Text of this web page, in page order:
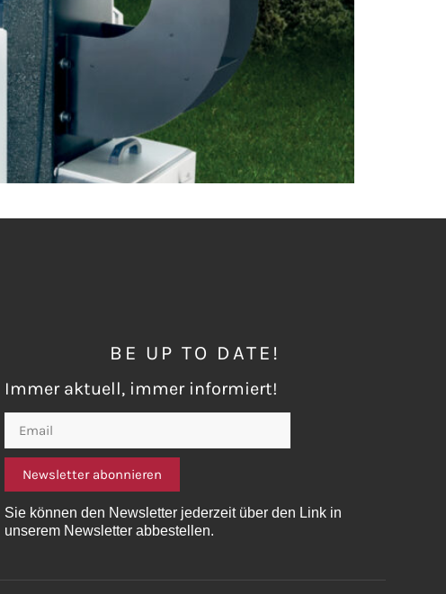
BE UP TO DATE!
Immer aktuell, immer informiert!
Email
Newsletter abonnieren
Sie können den Newsletter jederzeit über den Link in
unserem Newsletter abbestellen.